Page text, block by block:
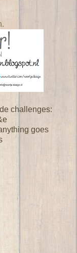
challenges:
goes